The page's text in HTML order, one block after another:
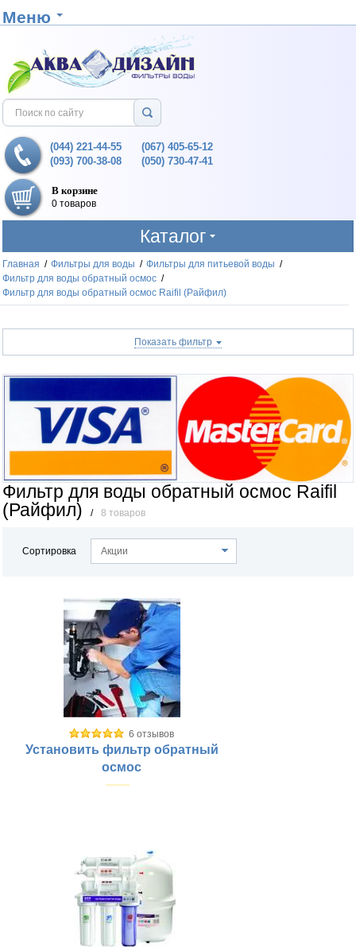
Меню
(044) 221-44-55
(093) 700-38-08
(067) 405-65-12
(050) 730-47-41
В корзине
0 товаров
Каталог
Главная / Фильтры для воды / Фильтры для питьевой воды /
Фильтр для воды обратный осмос /
Фильтр для воды обратный осмос Raifil (Райфил)
Показать фильтр
Фильтр для воды обратный осмос Raifil
(Райфил)
/ 8 товаров
Сортировка Акции
6 отзывов
Установить фильтр обратный
осмос